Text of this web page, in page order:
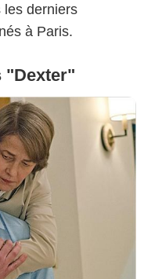
les derniers
à Paris.
"Dexter"